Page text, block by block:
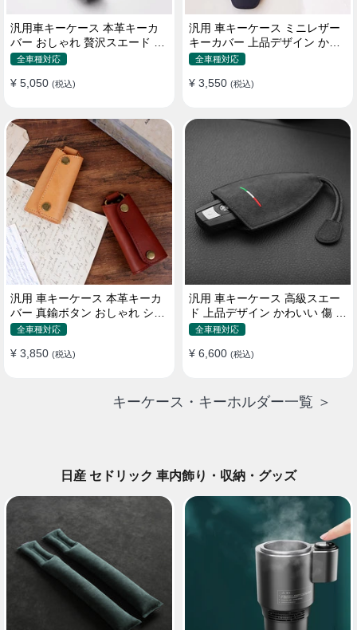
汎用車キーケース 本革キーカ
バー おしゃれ 贅沢スエード 格
好良いデザイン
全車種対応
¥ 5,050 (税込)
汎用 車キーケース ミニレザー
キーカバー 上品デザイン かわ
いい マカロン色
全車種対応
¥ 3,550 (税込)
汎用 車キーケース 本革キーカ
バー 真鍮ボタン おしゃれ シン
プルデザイン
全車種対応
¥ 3,850 (税込)
汎用 車キーケース 高級スエー
ド 上品デザイン かわいい 傷 汚
れ防止 高級 オシャレ キーホル
全車種対応
¥ 6,600 (税込)
キーケース・キーホルダー一覧 ＞
日産 セドリック 車内飾り・収納・グッズ